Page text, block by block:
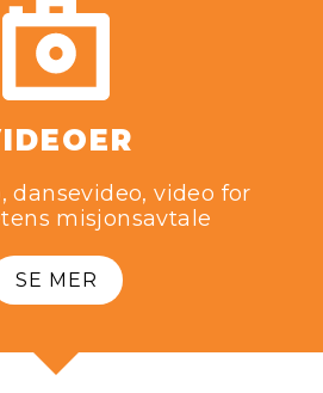
dansevideo, video for
misjonsavtale
SE MER